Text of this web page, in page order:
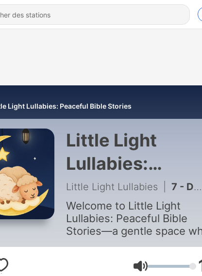
Light Lullabies: Peaceful Bible Stories
Little Light
Lullabies:
Peaceful Bible
Stories
Little Light Lullabies 7 - David and Goliath — Bedtime Bible Story for Sleep (Peaceful & Relaxing)
Welcome to Little Light
Lullabies: Peaceful Bible
Stories—a gentle space
episode features softly
Volume